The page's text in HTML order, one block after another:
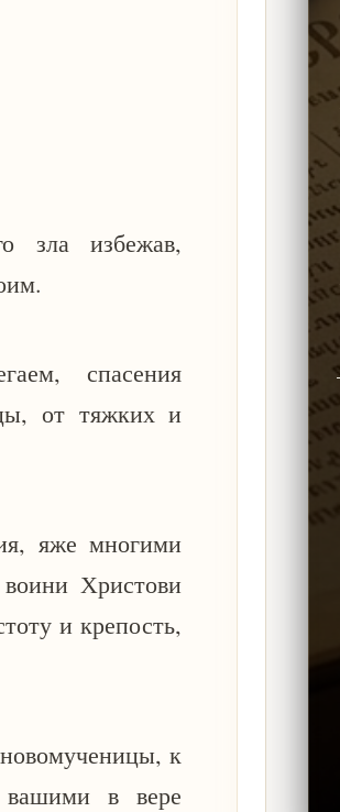
зла избежав,
спасения
от тяжких и
яже многими
Христови
и крепость,
к
вашими в вере